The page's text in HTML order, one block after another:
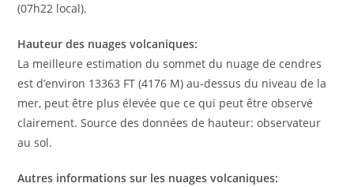
(07h22 local).
Hauteur des nuages volcaniques:
La meilleure estimation du sommet du nuage de cendres
est d’environ 13363 FT (4176 M) au-dessus du niveau de la
mer, peut être plus élevée que ce qui peut être observé
clairement. Source des données de hauteur: observateur
au sol.
Autres informations sur les nuages volcaniques: